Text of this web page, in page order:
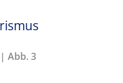
Abb. 3